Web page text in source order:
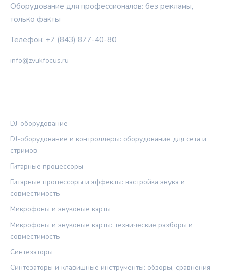
Оборудование для профессионалов: без рекламы,
только факты
Телефон: +7 (843) 877-40-80
info@zvukfocus.ru
DJ-оборудование
DJ-оборудование и контроллеры: оборудование для сета и
стримов
Гитарные процессоры
Гитарные процессоры и эффекты: настройка звука и
совместимость
Микрофоны и звуковые карты
Микрофоны и звуковые карты: технические разборы и
совместимость
Синтезаторы
Синтезаторы и клавишные инструменты: обзоры, сравнения